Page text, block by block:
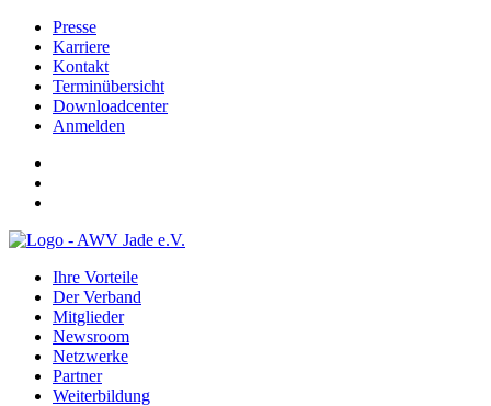
Presse
Karriere
Kontakt
Terminübersicht
Downloadcenter
Anmelden
Ihre Vorteile
Der Verband
Mitglieder
Newsroom
Netzwerke
Partner
Weiterbildung